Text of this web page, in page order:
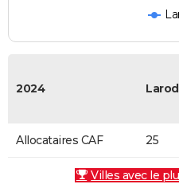
2024
Allocataires CAF 25
Villes avec le